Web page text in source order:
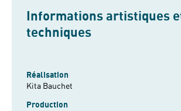
Informations artistiques
techniques
Réalisation
Kita Bauchet
Production